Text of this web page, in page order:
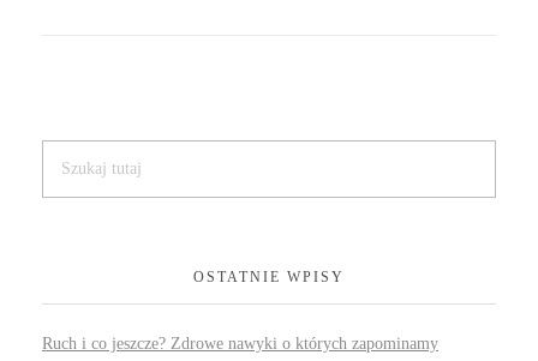
OSTATNIE WPISY
Ruch i co jeszcze? Zdrowe nawyki o których zapominamy